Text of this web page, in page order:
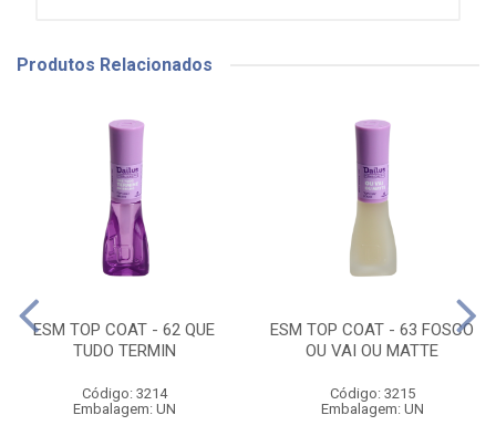
Produtos Relacionados
ESM TOP COAT - 62 QUE
TUDO TERMIN
Código: 3214
Embalagem: UN
ESM TOP COAT - 63 FOSCO
OU VAI OU MATTE
Código: 3215
Embalagem: UN